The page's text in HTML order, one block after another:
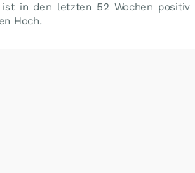
in den letzten 52 Wochen positiv
Hoch.